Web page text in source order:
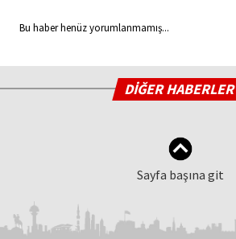
Bu haber henüz yorumlanmamış...
DİĞER HABERLER
Sayfa başına git